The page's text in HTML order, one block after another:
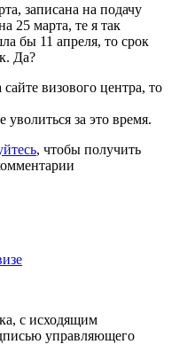
записана на подачу
25 марта, те я так
бы 11 апреля, то срок
Да?
визового центра, то
за это время.
, чтобы получить
с исходящим
управляющего